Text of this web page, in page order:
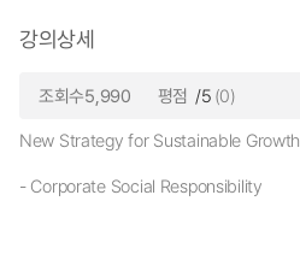
강의상세
조회수5,990 평점 /5 (0)
New Strategy for Sustainable Growth
- Corporate Social Responsibility